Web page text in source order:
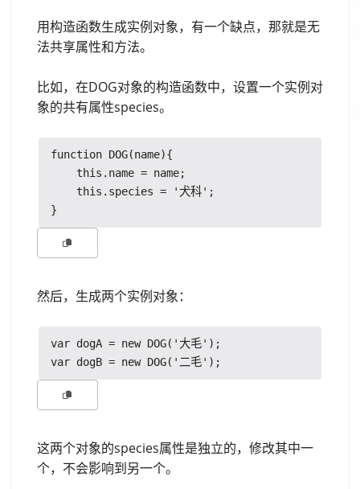
用构造函数生成实例对象，有一个缺点，那就是无
法共享属性和方法。
比如，在DOG对象的构造函数中，设置一个实例对
象的共有属性species。
function DOG(name){
    this.name = name;
    this.species = '犬科';
然后，生成两个实例对象：
var dogA = new DOG('大毛');
这两个对象的species属性是独立的，修改其中一
个，不会影响到另一个。